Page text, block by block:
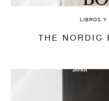
LIBROS Y
THE NORDIC